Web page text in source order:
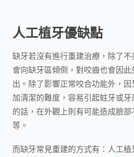
人工植牙優缺點
缺牙若沒有進行重建治療，除了
會向缺牙區傾倒，對咬齒也會因
出。除了影響正常咬合功能外，
加清潔的難度，容易引起蛀牙或
的話，在外觀上則有可能造成臉
等。
而缺牙常見重建的方式有：人工